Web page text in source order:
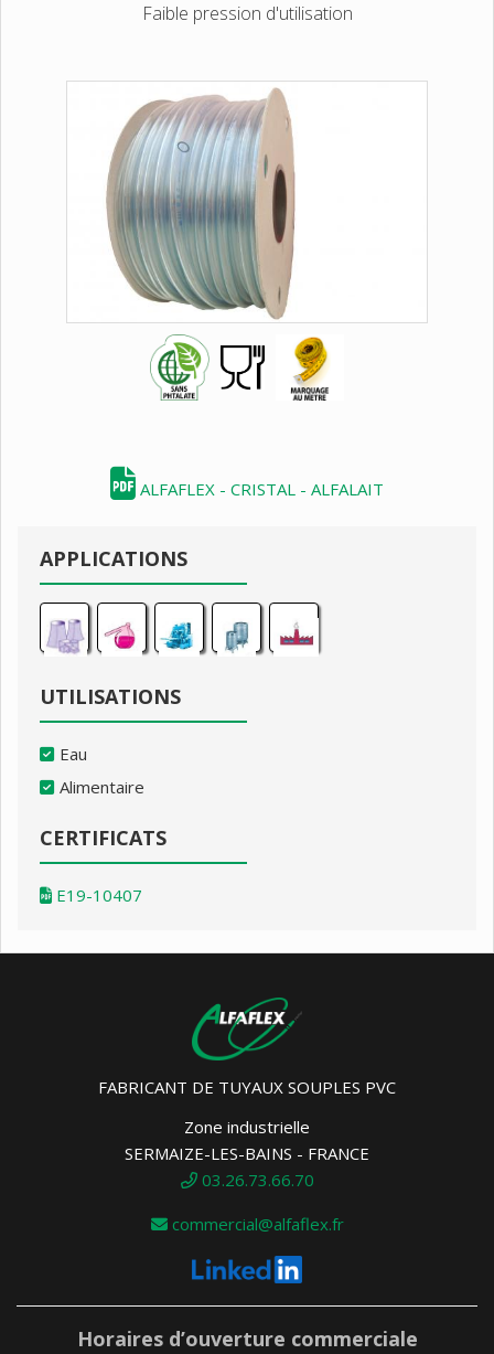
Faible pression d'utilisation
ALFAFLEX - CRISTAL - ALFALAIT
APPLICATIONS
UTILISATIONS
Eau
Alimentaire
CERTIFICATS
E19-10407
FABRICANT DE TUYAUX SOUPLES PVC
Zone industrielle
SERMAIZE-LES-BAINS - FRANCE
03.26.73.66.70
commercial@alfaflex.fr
Horaires d’ouverture commerciale